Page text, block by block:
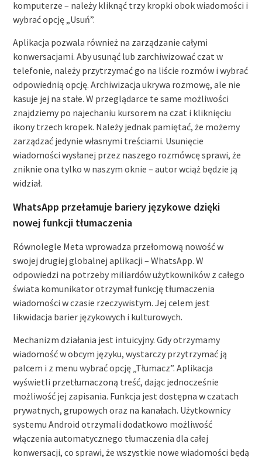
komputerze – należy kliknąć trzy kropki obok wiadomości i
wybrać opcję „Usuń”.
Aplikacja pozwala również na zarządzanie całymi
konwersacjami. Aby usunąć lub zarchiwizować czat w
telefonie, należy przytrzymać go na liście rozmów i wybrać
odpowiednią opcję. Archiwizacja ukrywa rozmowę, ale nie
kasuje jej na stałe. W przeglądarce te same możliwości
znajdziemy po najechaniu kursorem na czat i kliknięciu
ikony trzech kropek. Należy jednak pamiętać, że możemy
zarządzać jedynie własnymi treściami. Usunięcie
wiadomości wysłanej przez naszego rozmówcę sprawi, że
zniknie ona tylko w naszym oknie – autor wciąż będzie ją
widział.
WhatsApp przełamuje bariery językowe dzięki
nowej funkcji tłumaczenia
Równolegle Meta wprowadza przełomową nowość w
swojej drugiej globalnej aplikacji – WhatsApp. W
odpowiedzi na potrzeby miliardów użytkowników z całego
świata komunikator otrzymał funkcję tłumaczenia
wiadomości w czasie rzeczywistym. Jej celem jest
likwidacja barier językowych i kulturowych.
Mechanizm działania jest intuicyjny. Gdy otrzymamy
wiadomość w obcym języku, wystarczy przytrzymać ją
palcem i z menu wybrać opcję „Tłumacz”. Aplikacja
wyświetli przetłumaczoną treść, dając jednocześnie
możliwość jej zapisania. Funkcja jest dostępna w czatach
prywatnych, grupowych oraz na kanałach. Użytkownicy
systemu Android otrzymali dodatkowo możliwość
włączenia automatycznego tłumaczenia dla całej
konwersacji, co sprawi, że wszystkie nowe wiadomości będą